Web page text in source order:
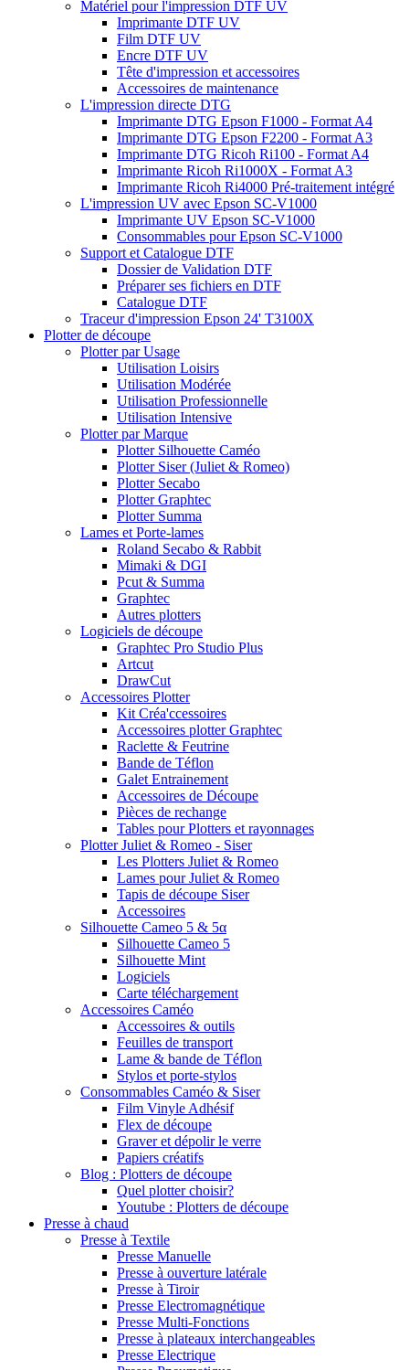
Matériel pour l'impression DTF UV
Imprimante DTF UV
Film DTF UV
Encre DTF UV
Tête d'impression et accessoires
Accessoires de maintenance
L'impression directe DTG
Imprimante DTG Epson F1000 - Format A4
Imprimante DTG Epson F2200 - Format A3
Imprimante DTG Ricoh Ri100 - Format A4
Imprimante Ricoh Ri1000X - Format A3
Imprimante Ricoh Ri4000 Pré-traitement intégré
L'impression UV avec Epson SC-V1000
Imprimante UV Epson SC-V1000
Consommables pour Epson SC-V1000
Support et Catalogue DTF
Dossier de Validation DTF
Préparer ses fichiers en DTF
Catalogue DTF
Traceur d'impression Epson 24' T3100X
Plotter de découpe
Plotter par Usage
Utilisation Loisirs
Utilisation Modérée
Utilisation Professionnelle
Utilisation Intensive
Plotter par Marque
Plotter Silhouette Caméo
Plotter Siser (Juliet & Romeo)
Plotter Secabo
Plotter Graphtec
Plotter Summa
Lames et Porte-lames
Roland Secabo & Rabbit
Mimaki & DGI
Pcut & Summa
Graphtec
Autres plotters
Logiciels de découpe
Graphtec Pro Studio Plus
Artcut
DrawCut
Accessoires Plotter
Kit Créa'ccessoires
Accessoires plotter Graphtec
Raclette & Feutrine
Bande de Téflon
Galet Entrainement
Accessoires de Découpe
Pièces de rechange
Tables pour Plotters et rayonnages
Plotter Juliet & Romeo - Siser
Les Plotters Juliet & Romeo
Lames pour Juliet & Romeo
Tapis de découpe Siser
Accessoires
Silhouette Cameo 5 & 5α
Silhouette Cameo 5
Silhouette Mint
Logiciels
Carte téléchargement
Accessoires Caméo
Accessoires & outils
Feuilles de transport
Lame & bande de Téflon
Stylos et porte-stylos
Consommables Caméo & Siser
Film Vinyle Adhésif
Flex de découpe
Graver et dépolir le verre
Papiers créatifs
Blog : Plotters de découpe
Quel plotter choisir?
Youtube : Plotters de découpe
Presse à chaud
Presse à Textile
Presse Manuelle
Presse à ouverture latérale
Presse à Tiroir
Presse Electromagnétique
Presse Multi-Fonctions
Presse à plateaux interchangeables
Presse Electrique